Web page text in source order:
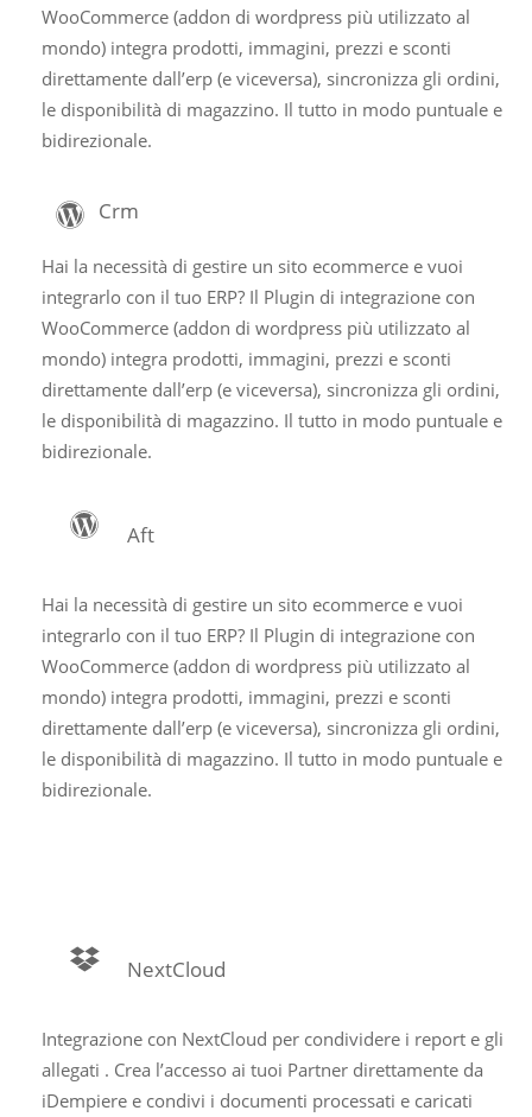
WooCommerce (addon di wordpress più utilizzato al
mondo) integra prodotti, immagini, prezzi e sconti
direttamente dall’erp (e viceversa), sincronizza gli ordini,
le disponibilità di magazzino. Il tutto in modo puntuale e
bidirezionale.
Crm
Hai la necessità di gestire un sito ecommerce e vuoi
integrarlo con il tuo ERP? Il Plugin di integrazione con
WooCommerce (addon di wordpress più utilizzato al
mondo) integra prodotti, immagini, prezzi e sconti
direttamente dall’erp (e viceversa), sincronizza gli ordini,
le disponibilità di magazzino. Il tutto in modo puntuale e
bidirezionale.
Aft
Hai la necessità di gestire un sito ecommerce e vuoi
integrarlo con il tuo ERP? Il Plugin di integrazione con
WooCommerce (addon di wordpress più utilizzato al
mondo) integra prodotti, immagini, prezzi e sconti
direttamente dall’erp (e viceversa), sincronizza gli ordini,
le disponibilità di magazzino. Il tutto in modo puntuale e
bidirezionale.
NextCloud
Integrazione con NextCloud per condividere i report e gli
allegati . Crea l’accesso ai tuoi Partner direttamente da
iDempiere e condivi i documenti processati e caricati